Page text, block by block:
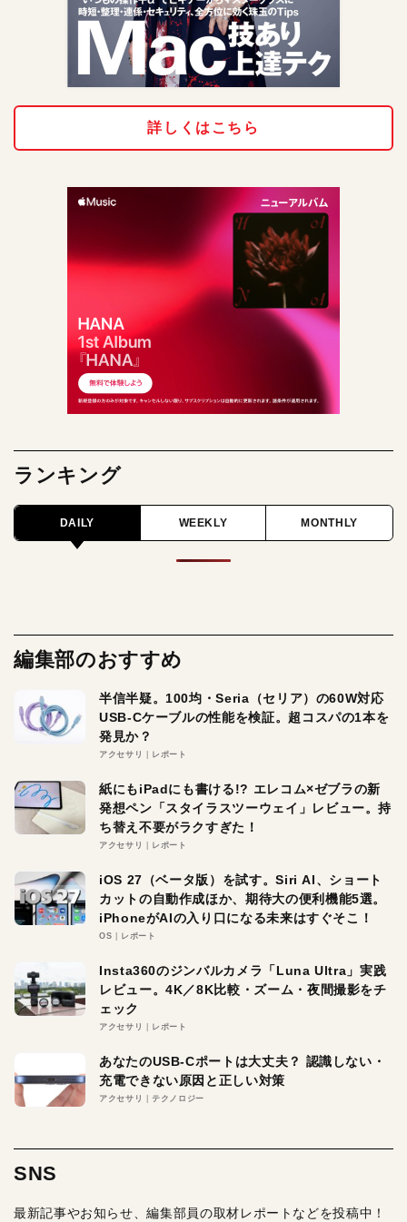
詳しくはこちら
ランキング
DAILY WEEKLY MONTHLY
編集部のおすすめ
半信半疑。100均・Seria（セリア）の60W対応
USB-Cケーブルの性能を検証。超コスパの1本を
発見か？
アクセサリ レポート
紙にもiPadにも書ける!? エレコム×ゼブラの新
発想ペン「スタイラスツーウェイ」レビュー。持
ち替え不要がラクすぎた！
アクセサリ レポート
iOS 27（ベータ版）を試す。Siri AI、ショート
カットの自動作成ほか、期待大の便利機能5選。
iPhoneがAIの入り口になる未来はすぐそこ！
OS レポート
Insta360のジンバルカメラ「Luna Ultra」実践
レビュー。4K／8K比較・ズーム・夜間撮影をチ
ェック
アクセサリ レポート
あなたのUSB-Cポートは大丈夫？ 認識しない・
充電できない原因と正しい対策
アクセサリ テクノロジー
SNS
最新記事やお知らせ、編集部員の取材レポートなどを投稿中！